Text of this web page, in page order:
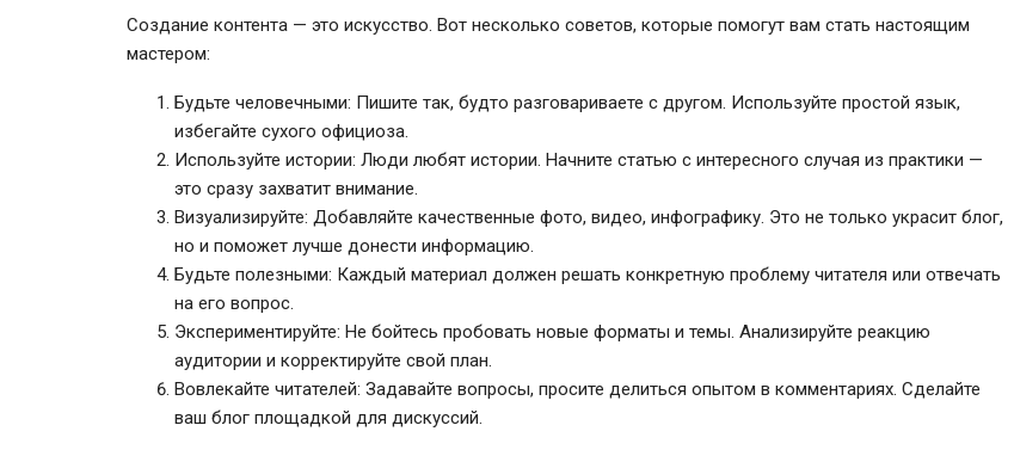
Создание контента — это искусство. Вот несколько советов, которые помогут вам стать настоящим
мастером:
Будьте человечными: Пишите так, будто разговариваете с другом. Используйте простой язык,
избегайте сухого официоза.
Используйте истории: Люди любят истории. Начните статью с интересного случая из практики —
это сразу захватит внимание.
Визуализируйте: Добавляйте качественные фото, видео, инфографику. Это не только украсит блог,
но и поможет лучше донести информацию.
Будьте полезными: Каждый материал должен решать конкретную проблему читателя или отвечать
на его вопрос.
Экспериментируйте: Не бойтесь пробовать новые форматы и темы. Анализируйте реакцию
аудитории и корректируйте свой план.
Вовлекайте читателей: Задавайте вопросы, просите делиться опытом в комментариях. Сделайте
ваш блог площадкой для дискуссий.